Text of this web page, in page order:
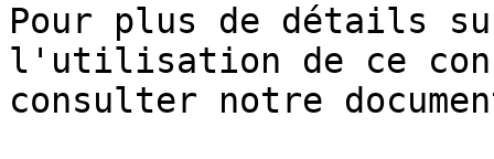
Pour plus de détails
l'utilisation de ce
consulter notre